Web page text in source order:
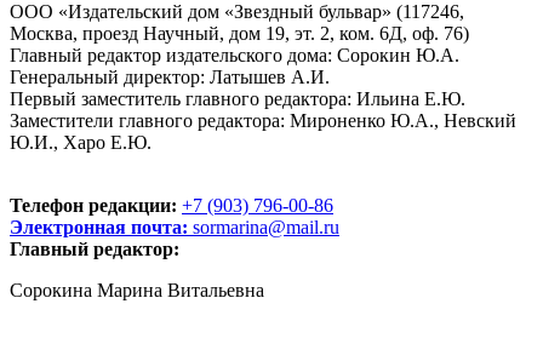
ООО «Издательский дом «Звездный бульвар» (117246,
Москва, проезд Научный, дом 19, эт. 2, ком. 6Д, оф. 76)
Главный редактор издательского дома: Сорокин Ю.А.
Генеральный директор: Латышев А.И.
Первый заместитель главного редактора: Ильина Е.Ю.
Заместители главного редактора: Мироненко Ю.А., Невский
Ю.И., Харо Е.Ю.
Телефон редакции: +7 (903) 796-00-86
Электронная почта: sormarina@mail.ru
Главный редактор:
Сорокина Марина Витальевна